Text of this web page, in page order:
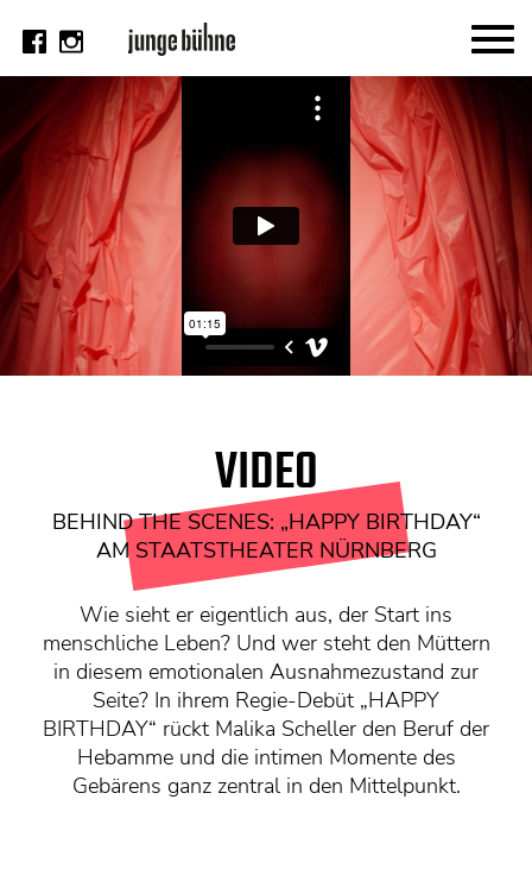
AKTUELL
Thema
Video
Kritik
DAS HEFT
Aktuelles Heft
Alle Hefte
KONTAKT
Über uns
junge bühne-Beirat
Wir suchen…
VIDEO
BEHIND THE SCENES: „HAPPY BIRTHDAY“
AM STAATSTHEATER NÜRNBERG
Wie sieht er eigentlich aus, der Start ins
menschliche Leben? Und wer steht den Müttern
in diesem emotionalen Ausnahmezustand zur
Seite? In ihrem Regie-Debüt „HAPPY
BIRTHDAY“ rückt Malika Scheller den Beruf der
Hebamme und die intimen Momente des
Gebärens ganz zentral in den Mittelpunkt.